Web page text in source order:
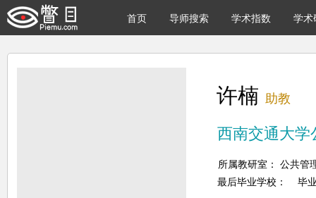
首页 导师搜索 学术指数 学术
许楠 助教
西南交通大
所属教研室： 公共
最后毕业学校： 毕